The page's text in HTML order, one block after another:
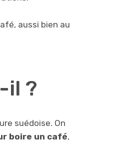
aussi bien au
il ?
suédoise. On
boire un café,